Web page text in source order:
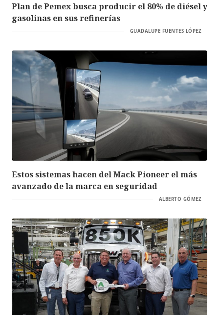
Plan de Pemex busca producir el 80% de diésel y
gasolinas en sus refinerías
GUADALUPE FUENTES LÓPEZ
Estos sistemas hacen del Mack Pioneer el más
avanzado de la marca en seguridad
ALBERTO GÓMEZ